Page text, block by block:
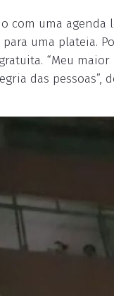
com uma
uma plateia.
“Meu
das pessoas”,